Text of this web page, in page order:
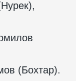
(Бохтар).